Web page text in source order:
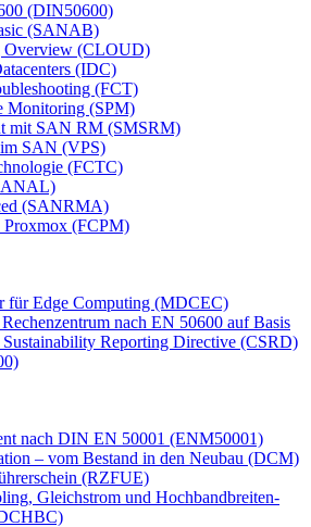
(DIN50600)
(SANAB)
Overview (CLOUD)
(IDC)
(FCT)
Monitoring (SPM)
mit SAN RM (SMSRM)
SAN (VPS)
(FCTC)
(SANRMA)
Proxmox (FCPM)
für Edge Computing (MDCEC)
nach EN 50600 auf Basis
Reporting Directive (CSRD)
nach DIN EN 50001 (ENM50001)
– vom Bestand in den Neubau (DCM)
(RZFUE)
Gleichstrom und Hochbandbreiten-